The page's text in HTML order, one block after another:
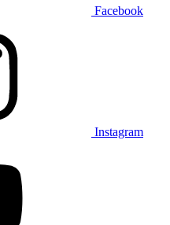
Facebook
Instagram